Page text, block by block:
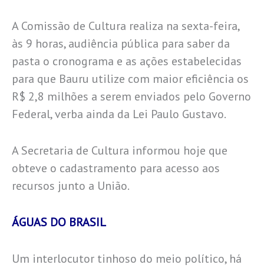
A Comissão de Cultura realiza na sexta-feira,
às 9 horas, audiência pública para saber da
pasta o cronograma e as ações estabelecidas
para que Bauru utilize com maior eficiência os
R$ 2,8 milhões a serem enviados pelo Governo
Federal, verba ainda da Lei Paulo Gustavo.
A Secretaria de Cultura informou hoje que
obteve o cadastramento para acesso aos
recursos junto a União.
ÁGUAS DO BRASIL
Um interlocutor tinhoso do meio político, há